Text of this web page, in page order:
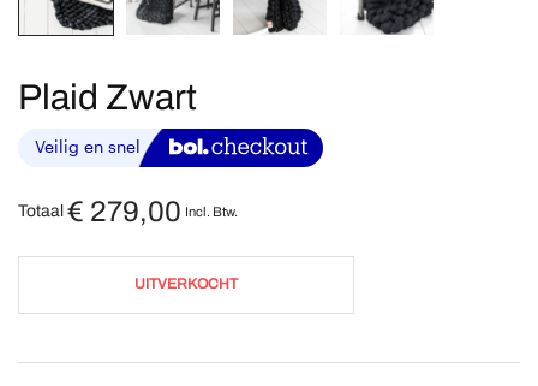
Plaid Zwart
Totaal € 279,00 Incl. Btw.
UITVERKOCHT